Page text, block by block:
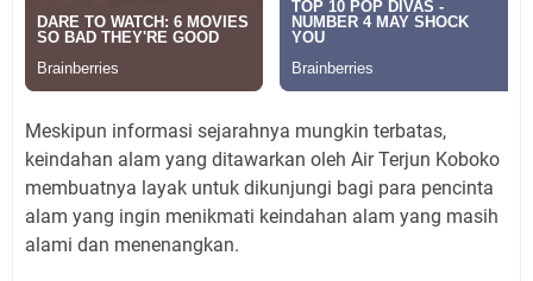
Meskipun informasi sejarahnya mungkin terbatas,
keindahan alam yang ditawarkan oleh Air Terjun Koboko
membuatnya layak untuk dikunjungi bagi para pencinta
alam yang ingin menikmati keindahan alam yang masih
alami dan menenangkan.